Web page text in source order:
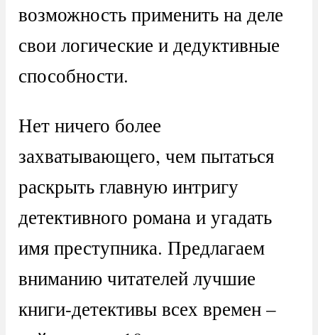
возможность применить на деле
свои логические и дедуктивные
способности.
Нет ничего более
захватывающего, чем пытаться
раскрыть главную интригу
детективного романа и угадать
имя преступника. Предлагаем
вниманию читателей лучшие
книги-детективы всех времен –